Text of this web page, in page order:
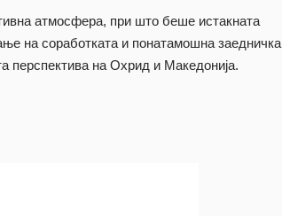
атмосфера, при што беше истакната
на соработката и понатамошна заедничка
перспектива на Охрид и Македонија.